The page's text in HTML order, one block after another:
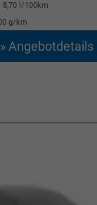
8,70 l/100km
g/km
» Angebotdetails